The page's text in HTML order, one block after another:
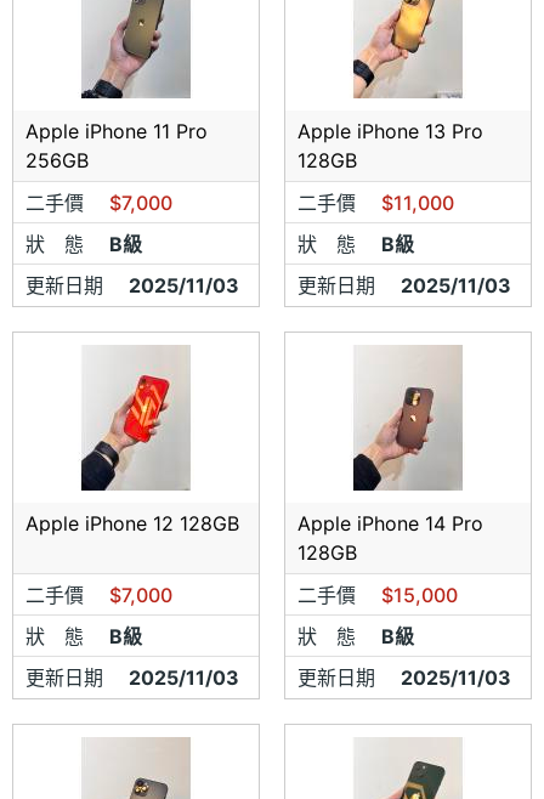
Apple iPhone 11 Pro
256GB
二手價
$7,000
狀 態
B級
更新日期
2025/11/03
Apple iPhone 13 Pro
128GB
二手價
$11,000
狀 態
B級
更新日期
2025/11/03
Apple iPhone 12 128GB
二手價
$7,000
狀 態
B級
更新日期
2025/11/03
Apple iPhone 14 Pro
128GB
二手價
$15,000
狀 態
B級
更新日期
2025/11/03